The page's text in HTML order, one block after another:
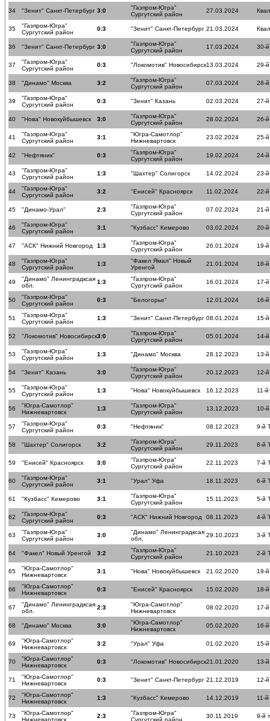
34 "Зенит" Санкт-Петербург 3:0
"Газпром-Югра"
Сургутский район
27.03.2024
35
"Газпром-Югра"
Сургутский район
0:3 "Зенит" Санкт-Петербург 21.03.2024
36 "Зенит" Санкт-Петербург 3:0
"Газпром-Югра"
Сургутский район
17.03.2024 30-й
37
"Газпром-Югра"
Сургутский район
0:3 "Локомотив" Новосибирск13.03.2024 29-й
38 "Динамо" Москва 3:2
"Газпром-Югра"
Сургутский район
07.03.2024 28-й
39
"Газпром-Югра"
Сургутский район
0:3 "Зенит" Казань 02.03.2024 27-й
40 "Нова" Новокуйбышевск 3:0
"Газпром-Югра"
Сургутский район
28.02.2024 26-й
41
"Газпром-Югра"
Сургутский район
3:1
"Югра-Самотлор"
Нижневартовск
23.02.2024 25-й
42 "Нефтяник" 0:3
"Газпром-Югра"
Сургутский район
19.02.2024 24-й
43
"Газпром-Югра"
Сургутский район
1:3 "Шахтер" Солигорск 14.02.2024 23-й
44
"Газпром-Югра"
Сургутский район
3:2 "Енисей" Красноярск 11.02.2024 22-й
45 "Динамо-Урал" 2:3
"Газпром-Югра"
Сургутский район
07.02.2024 21-й
46
"Газпром-Югра"
Сургутский район
3:1 "Кузбасс" Кемерово 03.02.2024 20-й
47 "АСК" Нижний Новгород 1:3
"Газпром-Югра"
Сургутский район
26.01.2024 19-
48
"Газпром-Югра"
Сургутский район
1:3
"Факел Ямал" Новый
Уренгой
21.01.2024 18-
49
"Динамо" Ленинградксая
обл.
1:3
"Газпром-Югра"
Сургутский район
16.01.2024 17-
50
"Газпром-Югра"
Сургутский район
0:3 "Белогорье" 12.01.2024 16-
51
"Газпром-Югра"
Сургутский район
1:3 "Зенит" Санкт-Петербург 08.01.2024 15-
52 "Локомотив" Новосибирск3:0
"Газпром-Югра"
Сургутский район
05.01.2024 14-
53
"Газпром-Югра"
Сургутский район
1:3 "Динамо" Москва 28.12.2023 13-
54 "Зенит" Казань 3:0
"Газпром-Югра"
Сургутский район
20.12.2023 12-
55
"Газпром-Югра"
Сургутский район
1:3 "Нова" Новокуйбышевск 16.12.2023 11-й
56
"Югра-Самотлор"
Нижневартовск
1:3
"Газпром-Югра"
Сургутский район
13.12.2023 10-
57
"Газпром-Югра"
Сургутский район
0:3 "Нефтяник" 08.12.2023 9-й
58 "Шахтер" Солигорск 3:2
"Газпром-Югра"
Сургутский район
29.11.2023 8-й
59 "Енисей" Красноярск 3:0
"Газпром-Югра"
Сургутский район
22.11.2023 7-й
60
"Газпром-Югра"
Сургутский район
3:1 "Урал" Уфа 18.11.2023 6-й
61 "Кузбасс" Кемерово 3:1
"Газпром-Югра"
Сургутский район
15.11.2023 5-й
62
"Газпром-Югра"
Сургутский район
0:3 "АСК" Нижний Новгород 08.11.2023 4-й
63
"Газпром-Югра"
Сургутский район
3:0
"Динамо" Ленинградксая
обл.
29.10.2023 3-й
64 "Факел" Новый Уренгой 3:2
"Газпром-Югра"
Сургутский район
21.10.2023 2-й
65
"Югра-Самотлор"
Нижневартовск
3:1 "Нова" Новокуйбышевск 21.02.2020 19-
66
"Югра-Самотлор"
Нижневартовск
0:3 "Енисей" Красноярск 15.02.2020 18-
67
"Динамо" Ленинградксая
обл.
2:3
"Югра-Самотлор"
Нижневартовск
08.02.2020 17-
68 "Динамо" Москва 3:0
"Югра-Самотлор"
Нижневартовск
05.02.2020 16-
69
"Югра-Самотлор"
Нижневартовск
3:2 "Урал" Уфа 01.02.2020 15-
70
"Югра-Самотлор"
Нижневартовск
0:3 "Локомотив" Новосибирск21.01.2020 13-
71
"Югра-Самотлор"
Нижневартовск
0:3 "Зенит" Санкт-Петербург 21.12.2019 12-
72
"Югра-Самотлор"
Нижневартовск
1:3 "Кузбасс" Кемерово 14.12.2019 11-й
73
"Югра-Самотлор"
Нижневартовск
2:3
"Газпром-Югра"
Сургутский район
30.11.2019 9-й